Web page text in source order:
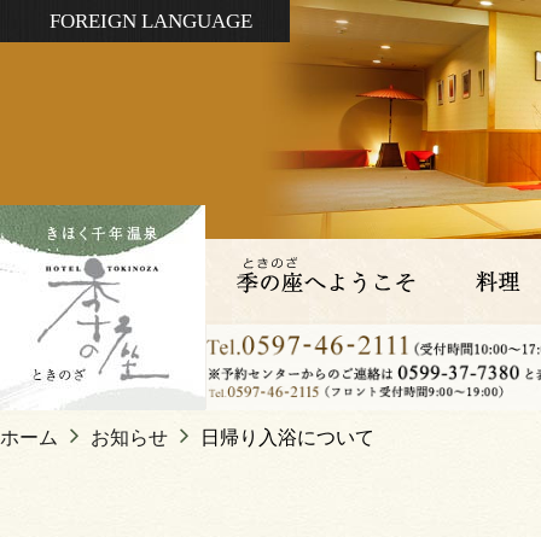
FOREIGN LANGUAGE
ホーム お知らせ 日帰り入浴について